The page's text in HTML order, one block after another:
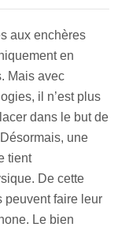
aux enchères
en
Mais avec
il n’est plus
dans le but de
une
tient
De cette
peuvent faire leur
Le bien